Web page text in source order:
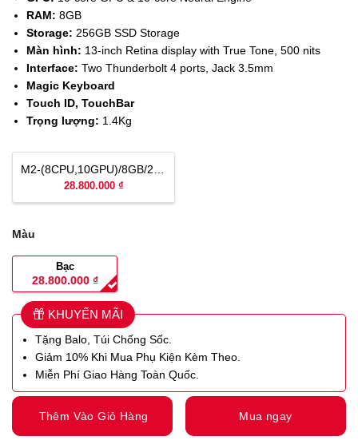
RAM:8GB
Storage:256GB SSD Storage
Màn hình: 13-inch Retina display with True Tone, 500 nits
Interface: Two Thunderbolt 4 ports, Jack 3.5mm
Magic Keyboard
Touch ID, TouchBar
Trọng lượng: 1.4Kg
Màu
Bạc
28.800.000 ₫
M2-(8CPU,10GPU)/8GB/256GB Newseal
28.800.000 ₫
KHUYẾN MÃI
Tặng Balo, Túi Chống Sốc.
Giảm 10% Khi Mua Phụ Kiện Kèm Theo.
Miễn Phí Giao Hàng Toàn Quốc.
Thêm Vào Giỏ Hàng Mua ngay